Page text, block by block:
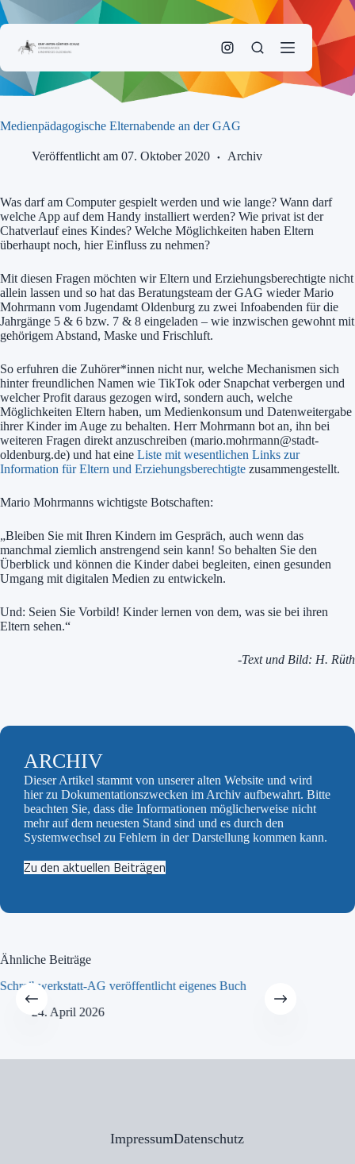
Zum
Inhalt
Medienpädagogische Elternabende an der GAG
Veröffentlicht am 07. Oktober 2020 Archiv
Was darf am Computer gespielt werden und wie lange? Wann darf
welche App auf dem Handy installiert werden? Wie privat ist der
Chatverlauf eines Kindes? Welche Möglichkeiten haben Eltern
überhaupt noch, hier Einfluss zu nehmen?
Mit diesen Fragen möchten wir Eltern und Erziehungsberechtigte nicht
allein lassen und so hat das Beratungsteam der GAG wieder Mario
Mohrmann vom Jugendamt Oldenburg zu zwei Infoabenden für die
Jahrgänge 5 & 6 bzw. 7 & 8 eingeladen – wie inzwischen gewohnt mit
gehörigem Abstand, Maske und Frischluft.
So erfuhren die Zuhörer*innen nicht nur, welche Mechanismen sich
hinter freundlichen Namen wie TikTok oder Snapchat verbergen und
welcher Profit daraus gezogen wird, sondern auch, welche
Möglichkeiten Eltern haben, um Medienkonsum und Datenweitergabe
ihrer Kinder im Auge zu behalten. Herr Mohrmann bot an, ihn bei
weiteren Fragen direkt anzuschreiben (mario.mohrmann@stadt-
oldenburg.de) und hat eine Liste mit wesentlichen Links zur
Information für Eltern und Erziehungsberechtigte zusammengestellt.
Mario Mohrmanns wichtigste Botschaften:
„Bleiben Sie mit Ihren Kindern im Gespräch, auch wenn das
manchmal ziemlich anstrengend sein kann! So behalten Sie den
Überblick und können die Kinder dabei begleiten, einen gesunden
Umgang mit digitalen Medien zu entwickeln.
Und: Seien Sie Vorbild! Kinder lernen von dem, was sie bei ihren
Eltern sehen.“
-Text und Bild: H. Rüth
ARCHIV
Dieser Artikel stammt von unserer alten Website und wird
hier zu Dokumentationszwecken im Archiv aufbewahrt. Bitte
beachten Sie, dass die Informationen möglicherweise nicht
mehr auf dem neuesten Stand sind und es durch den
Systemwechsel zu Fehlern in der Darstellung kommen kann.
Zu den aktuellen Beiträgen
Ähnliche Beiträge
Schreibwerkstatt-AG veröffentlicht eigenes Buch
24. April 2026
ImpressumDatenschutz